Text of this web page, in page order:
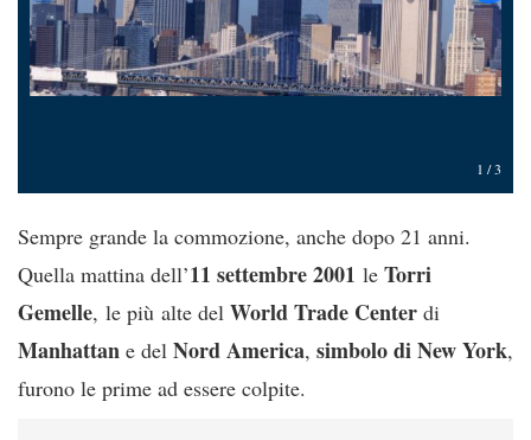
1 /3
Sempre grande la commozione, anche dopo 21 anni.
Quella mattina dell’11 settembre 2001 le Torri
Gemelle, le più alte del World Trade Center di
Manhattan e del Nord America, simbolo di New York,
furono le prime ad essere colpite.